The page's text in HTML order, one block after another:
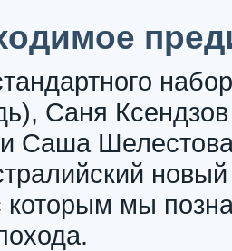
Саня
Саша
новый
которым мы